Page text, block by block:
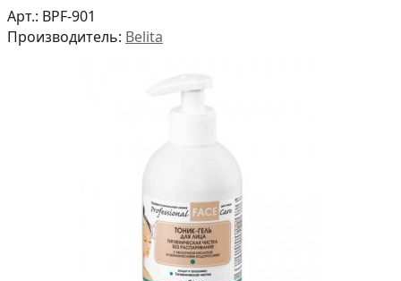
Арт.: BPF-901
Производитель: Belita